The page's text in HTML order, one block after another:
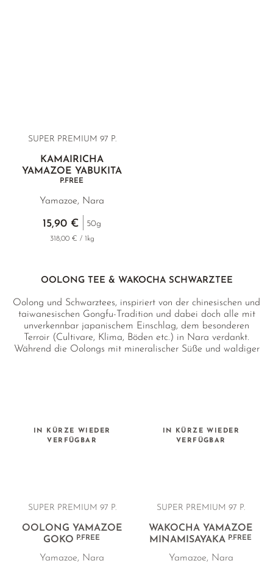
SUPER PREMIUM 97 P.
KAMAIRICHA
YAMAZOE YABUKITA
P.FREE
Yamazoe, Nara
15,90 € 50g
318,00 € / 1kg
OOLONG TEE & WAKOCHA SCHWARZTEE
Oolong und Schwarztees, inspiriert von der chinesischen und
taiwanesischen Gongfu-Tradition und dabei doch alle mit
unverkennbar japanischem Einschlag, dem besonderen
Terroir (Cultivare, Klima, Böden etc.) in Nara verdankt.
Während die Oolongs mit mineralischer Süße und waldiger
IN KÜRZE WIEDER
VERFÜGBAR
SUPER PREMIUM 97 P.
OOLONG YAMAZOE
GOKOP.FREE
Yamazoe, Nara
IN KÜRZE WIEDER
VERFÜGBAR
SUPER PREMIUM 97 P.
WAKOCHA YAMAZOE
MINAMISAYAKAP.FREE
Yamazoe, Nara